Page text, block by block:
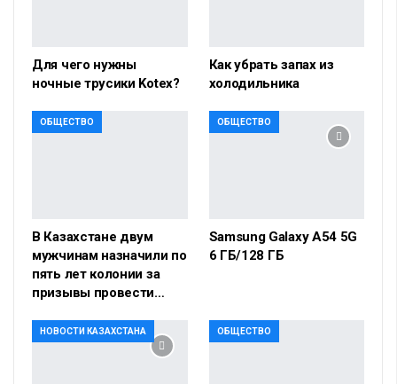
Для чего нужны
ночные трусики Kotex?
Как убрать запах из
холодильника
ОБЩЕСТВО
В Казахстане двум
мужчинам назначили по
пять лет колонии за
призывы провести…
ОБЩЕСТВО
Samsung Galaxy A54 5G
6 ГБ/128 ГБ
НОВОСТИ КАЗАХСТАНА ОБЩЕСТВО